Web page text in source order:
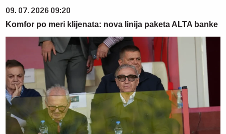
09. 07. 2026 09:20
Komfor po meri klijenata: nova linija paketa ALTA banke